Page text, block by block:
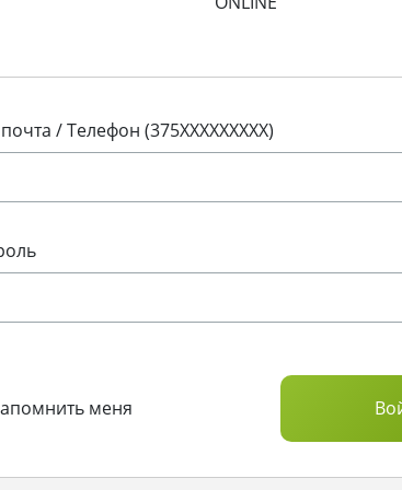
/ Телефон (375XXXXXXXXX)
меня